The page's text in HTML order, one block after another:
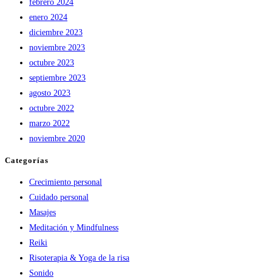
febrero 2024
enero 2024
diciembre 2023
noviembre 2023
octubre 2023
septiembre 2023
agosto 2023
octubre 2022
marzo 2022
noviembre 2020
Categorías
Crecimiento personal
Cuidado personal
Masajes
Meditación y Mindfulness
Reiki
Risoterapia & Yoga de la risa
Sonido